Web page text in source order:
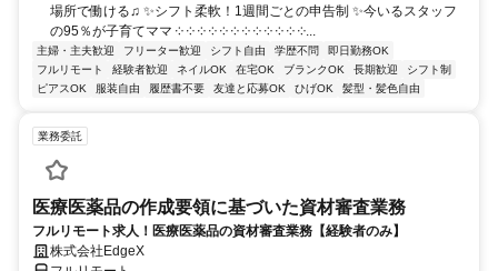
場所で働ける♫ ✨シフト柔軟！1週間ごとの申告制 ✨今いるスタッフ
の95％が子育てママ ༶ ༶ ༶ ༶ ༶ ༶ ༶ ༶ ༶ ༶ ༶ ༶...
主婦・主夫歓迎 フリーター歓迎 シフト自由 学歴不問
即日勤務OK
フルリモート
経験者歓迎 ネイルOK 在宅OK ブランクOK 長期歓迎
シフト制
ピアスOK
服装自由 履歴書不要 友達と応募OK ひげOK 髪型・髪色自由
業務委託
医療医薬品の作成要領に基づいた資材審査業務
フルリモート求人！医療医薬品の資材審査業務【経験者のみ】
株式会社EdgeX